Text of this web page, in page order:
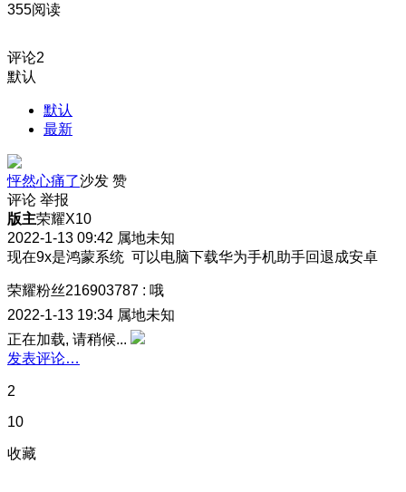
355阅读
评论2
默认
默认
最新
怦然心痛了沙发 赞
评论 举报
版主荣耀X10
2022-1-13 09:42 属地未知
现在9x是鸿蒙系统 可以电脑下载华为手机助手回退成安卓
荣耀粉丝216903787 : 哦
2022-1-13 19:34 属地未知
正在加载, 请稍候...
发表评论…
2
10
收藏